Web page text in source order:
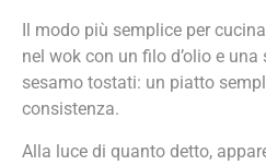
Il modo più semplice per
nel wok con un filo d’olio e
sesamo tostati: un piatto
consistenza.
Alla luce di quanto detto,